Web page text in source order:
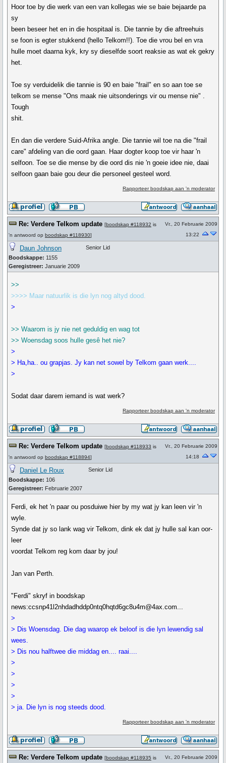
Hoor toe by die werk van een van kollegas wie se baie bejaarde pa
sy
been beseer het en in die hospitaal is. Die tannie by die aftreehuis
se foon is egter stukkend (hello Telkom!!). Toe die vrou bel en vra
hulle moet daarna kyk, kry sy dieselfde soort reaksie as wat ek gekry
het.
Toe sy verduidelik die tannie is 90 en baie "frail" en so aan toe se
telkom se mense "Ons maak nie uitsonderings vir ou mense nie" .
Tough
shit.
En dan die verdere Suid-Afrika angle. Die tannie wil toe na die "frail
care" afdeling van die oord gaan. Haar dogter koop toe vir haar 'n
selfoon. Toe se die mense by die oord dis nie 'n goeie idee nie, daai
selfoon gaan baie gou deur die personeel gesteel word.
Rapporteer boodskap aan 'n moderator
Re: Verdere Telkom update [boodskap #118932 is
'n antwoord op boodskap #118930]
Vr., 20 Februarie 2009
13:22
Daun Johnson
Boodskappe: 1155
Geregistreer: Januarie 2009
Senior Lid
>>
>>>> Maar natuurlik is die lyn nog altyd dood.
>
>> Waarom is jy nie net geduldig en wag tot
>> Woensdag soos hulle gesê het nie?
>
> Ha,ha.. ou grapjas. Jy kan net sowel by Telkom gaan werk....
>
Sodat daar darem iemand is wat werk?
Rapporteer boodskap aan 'n moderator
Re: Verdere Telkom update [boodskap #118933 is
'n antwoord op boodskap #118894]
Vr., 20 Februarie 2009
14:18
Daniel Le Roux
Boodskappe: 106
Geregistreer: Februarie 2007
Senior Lid
Ferdi, ek het 'n paar ou posduiwe hier by my wat jy kan leen vir 'n
wyle.
Synde dat jy so lank wag vir Telkom, dink ek dat jy hulle sal kan oor-
leer
voordat Telkom reg kom daar by jou!
Jan van Perth.
"Ferdi" skryf in boodskap
news:ccsnp41l2nhdadhddp0ntq0hqtd6gc8u4m@4ax.com...
>
> Dis Woensdag. Die dag waarop ek beloof is die lyn lewendig sal
wees.
> Dis nou halftwee die middag en.... raai....
>
>
>
>
> ja. Die lyn is nog steeds dood.
Rapporteer boodskap aan 'n moderator
Re: Verdere Telkom update [boodskap #118935 is
Vr., 20 Februarie 2009